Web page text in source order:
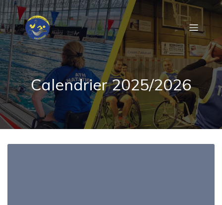
Calendrier 2025/2026